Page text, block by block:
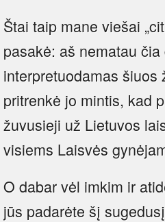
Štai taip mane viešai
pasakė: aš nematau
interpretuodamas šiuos
pritrenkė jo mintis, kad
žuvusieji už Lietuvos
visiems Laisvės
O dabar vėl imkim ir
jūs padarėte šį